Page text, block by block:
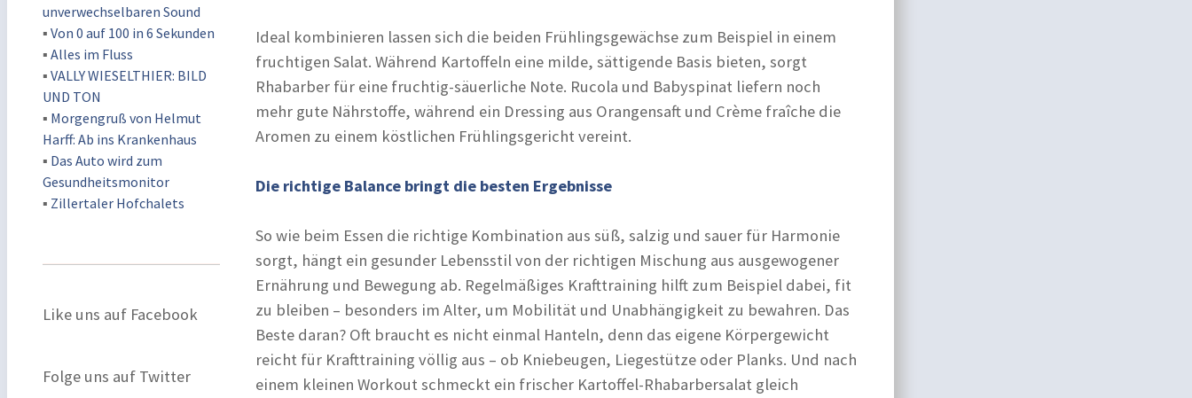
unverwechselbaren Sound
▪ Von 0 auf 100 in 6 Sekunden
▪ Alles im Fluss
▪ VALLY WIESELTHIER: BILD
UND TON
▪ Morgengruß von Helmut
Harff: Ab ins Krankenhaus
▪ Das Auto wird zum
Gesundheitsmonitor
▪ Zillertaler Hofchalets
Like uns auf Facebook
Folge uns auf Twitter
Ideal kombinieren lassen sich die beiden Frühlingsgewächse zum Beispiel in einem
fruchtigen Salat. Während Kartoffeln eine milde, sättigende Basis bieten, sorgt
Rhabarber für eine fruchtig-säuerliche Note. Rucola und Babyspinat liefern noch
mehr gute Nährstoffe, während ein Dressing aus Orangensaft und Crème fraîche die
Aromen zu einem köstlichen Frühlingsgericht vereint.
Die richtige Balance bringt die besten Ergebnisse
So wie beim Essen die richtige Kombination aus süß, salzig und sauer für Harmonie
sorgt, hängt ein gesunder Lebensstil von der richtigen Mischung aus ausgewogener
Ernährung und Bewegung ab. Regelmäßiges Krafttraining hilft zum Beispiel dabei, fit
zu bleiben – besonders im Alter, um Mobilität und Unabhängigkeit zu bewahren. Das
Beste daran? Oft braucht es nicht einmal Hanteln, denn das eigene Körpergewicht
reicht für Krafttraining völlig aus – ob Kniebeugen, Liegestütze oder Planks. Und nach
einem kleinen Workout schmeckt ein frischer Kartoffel-Rhabarbersalat gleich